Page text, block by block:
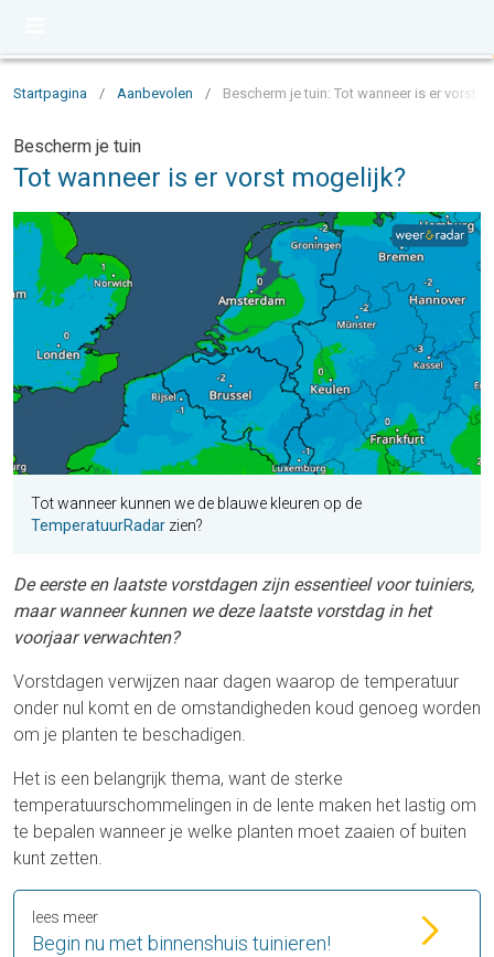
Startpagina / Aanbevolen / Bescherm je tuin: Tot wanneer is er vorst
Bescherm je tuin
Tot wanneer is er vorst mogelijk?
Tot wanneer kunnen we de blauwe kleuren op de
TemperatuurRadar zien?
De eerste en laatste vorstdagen zijn essentieel voor tuiniers,
maar wanneer kunnen we deze laatste vorstdag in het
voorjaar verwachten?
Vorstdagen verwijzen naar dagen waarop de temperatuur
onder nul komt en de omstandigheden koud genoeg worden
om je planten te beschadigen.
Het is een belangrijk thema, want de sterke
temperatuurschommelingen in de lente maken het lastig om
te bepalen wanneer je welke planten moet zaaien of buiten
kunt zetten.
Begin nu met binnenshuis tuinieren!
lees meer